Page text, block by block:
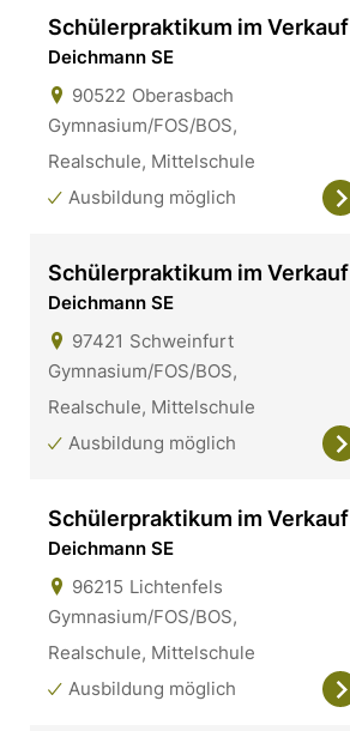
Schülerpraktikum im Verkauf
Deichmann SE
90522 Oberasbach
Gymnasium/FOS/BOS,
Realschule, Mittelschule
Ausbildung möglich
Schülerpraktikum im Verkauf
Deichmann SE
97421 Schweinfurt
Gymnasium/FOS/BOS,
Realschule, Mittelschule
Ausbildung möglich
Schülerpraktikum im Verkauf
Deichmann SE
96215 Lichtenfels
Gymnasium/FOS/BOS,
Realschule, Mittelschule
Ausbildung möglich